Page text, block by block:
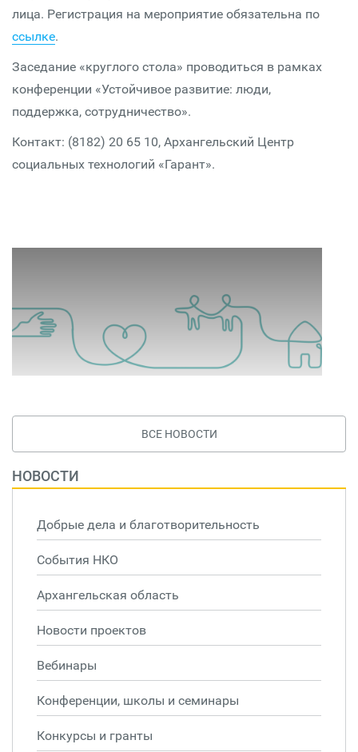
лица. Регистрация на мероприятие обязательна по
ссылке.
Заседание «круглого стола» проводиться в рамках
конференции «Устойчивое развитие: люди,
поддержка, сотрудничество».
Контакт: (8182) 20 65 10, Архангельский Центр
социальных технологий «Гарант».
ВСЕ НОВОСТИ
НОВОСТИ
Добрые дела и благотворительность
События НКО
Архангельская область
Новости проектов
Вебинары
Конференции, школы и семинары
Конкурсы и гранты